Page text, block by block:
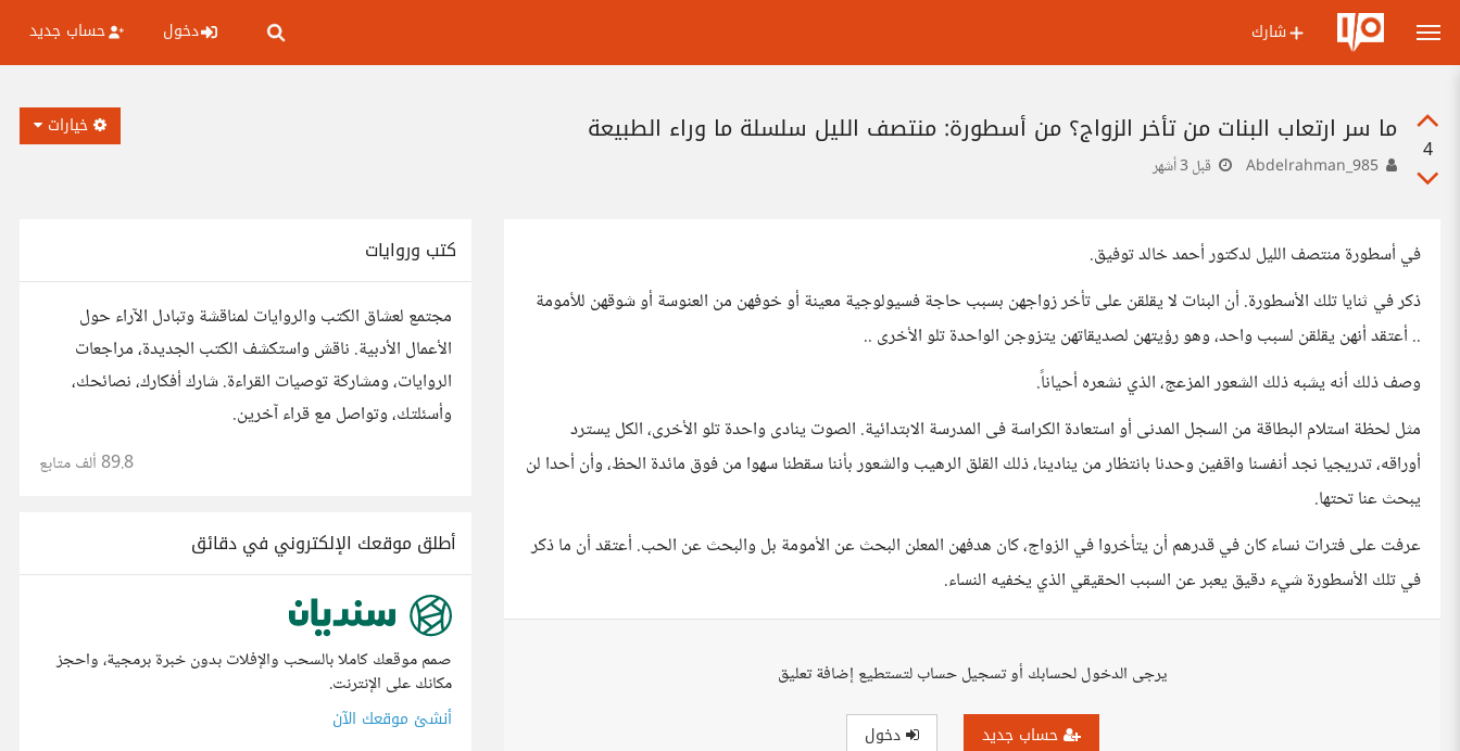
شارك دخول حساب جديد
4
ما سر ارتعاب البنات من تأخر الزواج؟ من أسطورة: منتصف الليل سلسلة ما وراء الطبيعة
قبل 3 أشهر
خيارات
في أسطورة منتصف الليل لدكتور أحمد خالد توفيق.
ذكر في ثنايا تلك الأسطورة. أن البنات لا يقلقن على تأخر زواجهن بسبب حاجة فسيولوجية معينة أو خوفهن من العنوسة أو شوقهن للأمومة
.. أعتقد أنهن يقلقن لسبب واحد، وهو رؤيتهن لصديقاتهن يتزوجن الواحدة تلو الأخرى ..
وصف ذلك أنه يشبه ذلك الشعور المزعج، الذي نشعره أحياناً.
مثل لحظة استلام البطاقة من السجل المدنى أو استعادة الكراسة فى المدرسة الابتدائية. الصوت ينادى واحدة تلو الأخرى، الكل يسترد
أوراقه، تدريجيا نجد أنفسنا واقفين وحدنا بانتظار من ينادينا، ذلك القلق الرهيب والشعور بأننا سقطنا سهوا من فوق مائدة الحظ، وأن أحدا لن
يبحث عنا تحتها.
عرفت على فترات نساء كان في قدرهم أن يتأخروا في الزواج، كان هدفهن المعلن البحث عن الأمومة بل والبحث عن الحب. أعتقد أن ما ذكر
في تلك الأسطورة شيء دقيق يعبر عن السبب الحقيقي الذي يخفيه النساء.
يرجى الدخول لحسابك أو تسجيل حساب لتستطيع إضافة تعليق
حساب جديد دخول
كتب وروايات
مجتمع لعشاق الكتب والروايات لمناقشة وتبادل الآراء حول
الأعمال الأدبية. ناقش واستكشف الكتب الجديدة، مراجعات
الروايات، ومشاركة توصيات القراءة. شارك أفكارك، نصائحك،
وأسئلتك، وتواصل مع قراء آخرين.
89.8 ألف متابع
أطلق موقعك الإلكتروني في دقائق
صمم موقعك كاملا بالسحب والإفلات بدون خبرة برمجية، واحجز
مكانك على الإنترنت.
أنشئ موقعك الآن